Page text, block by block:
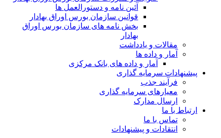
آئین نامه و دستورالعمل ها
قوانین سازمان بورس اوراق بهادار
بخش نامه های سازمان بورس اوراق
بهادار
مقالات و یادداشت
آمار و داده ها
آمار و داده های بانک مرکزی
پیشنهادات سرمایه گذاری
فرآیند جذب
معیارهای سرمایه گذاری
ارسال مدارک
ارتباط با ما
تماس با ما
انتقادات و پیشنهادات